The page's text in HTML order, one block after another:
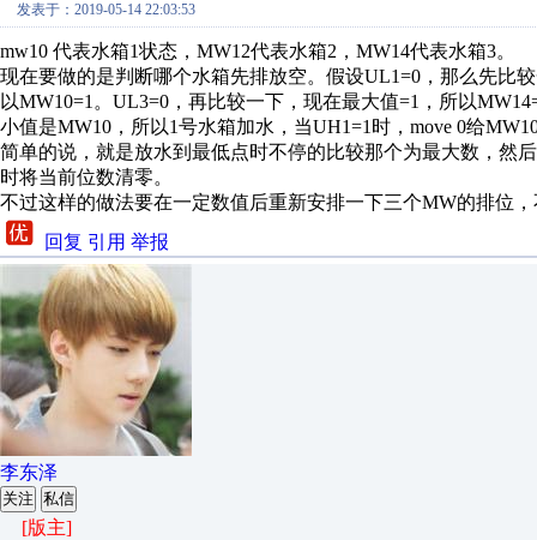
发表于：2019-05-14 22:03:53
mw10 代表水箱1状态，MW12代表水箱2，MW14代表水箱3。
现在要做的是判断哪个水箱先排放空。假设UL1=0，那么先比
以MW10=1。UL3=0，再比较一下，现在最大值=1，所以
小值是MW10，所以1号水箱加水，当UH1=1时，move 0给
简单的说，就是放水到最低点时不停的比较那个为最大数，然
时将当前位数清零。
不过这样的做法要在一定数值后重新安排一下三个MW的排位
回复 引用 举报
李东泽
关注 私信
[版主]